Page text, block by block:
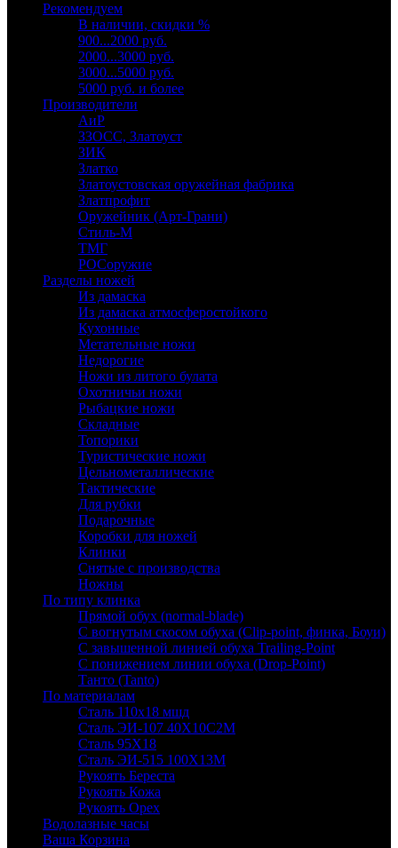
Рекомендуем
В наличии, скидки %
900...2000 руб.
2000...3000 руб.
3000...5000 руб.
5000 руб. и более
Производители
АиР
ЗЗОСС, Златоуст
ЗИК
Златко
Златоустовская оружейная фабрика
Златпрофит
Оружейник (Арт-Грани)
Стиль-М
ТМГ
РОСоружие
Разделы ножей
Из дамаска
Из дамаска атмосферостойкого
Кухонные
Метательные ножи
Недорогие
Ножи из литого булата
Охотничьи ножи
Рыбацкие ножи
Складные
Топорики
Туристические ножи
Цельнометаллические
Тактические
Для рубки
Подарочные
Коробки для ножей
Клинки
Снятые с производства
Ножны
По типу клинка
Прямой обух (normal-blade)
С вогнутым скосом обуха (Clip-point, финка, Боуи)
С завышенной линией обуха Trailing-Point
С понижением линии обуха (Drop-Point)
Танто (Tanto)
По материалам
Сталь 110х18 мшд
Сталь ЭИ-107 40Х10С2М
Сталь 95Х18
Сталь ЭИ-515 100Х13М
Рукоять Береста
Рукоять Кожа
Рукоять Орех
Водолазные часы
Ваша Корзина